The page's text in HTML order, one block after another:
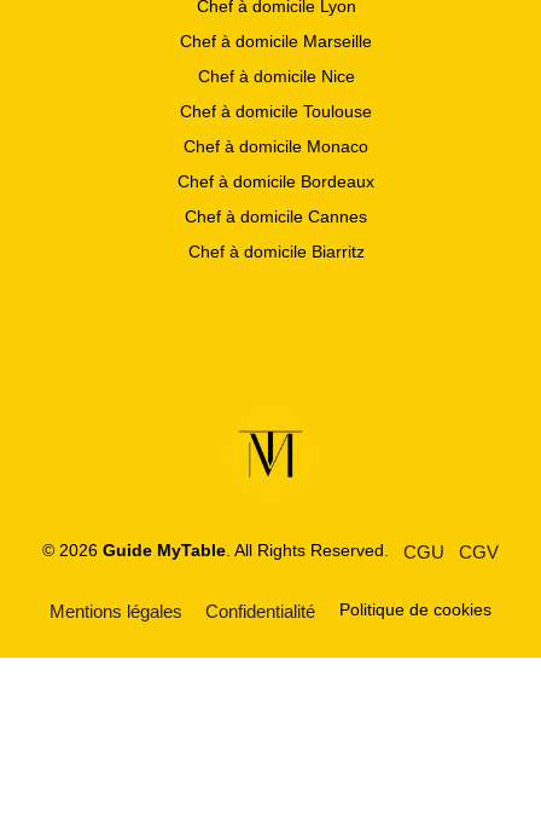
Chef à domicile Lyon
Chef à domicile Marseille
Chef à domicile Nice
Chef à domicile Toulouse
Chef à domicile Monaco
Chef à domicile Bordeaux
Chef à domicile Cannes
Chef à domicile Biarritz
© 2026 Guide MyTable. All Rights Reserved. CGU CGV
Mentions légales Confidentialité Politique de cookies